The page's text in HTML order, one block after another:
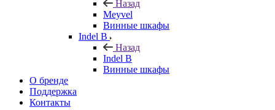
Назад
Meyvel
Винные шкафы
Indel B
Назад
Indel B
Винные шкафы
О бренде
Поддержка
Контакты